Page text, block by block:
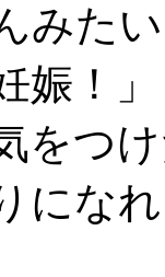
みた
娠！
をつ
にな